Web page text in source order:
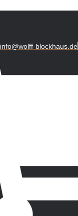
info@wolff-blockhaus.de